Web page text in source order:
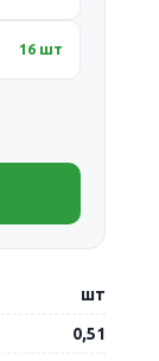
16 шт
шт
0,51